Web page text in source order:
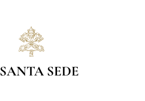
SANTA SEDE